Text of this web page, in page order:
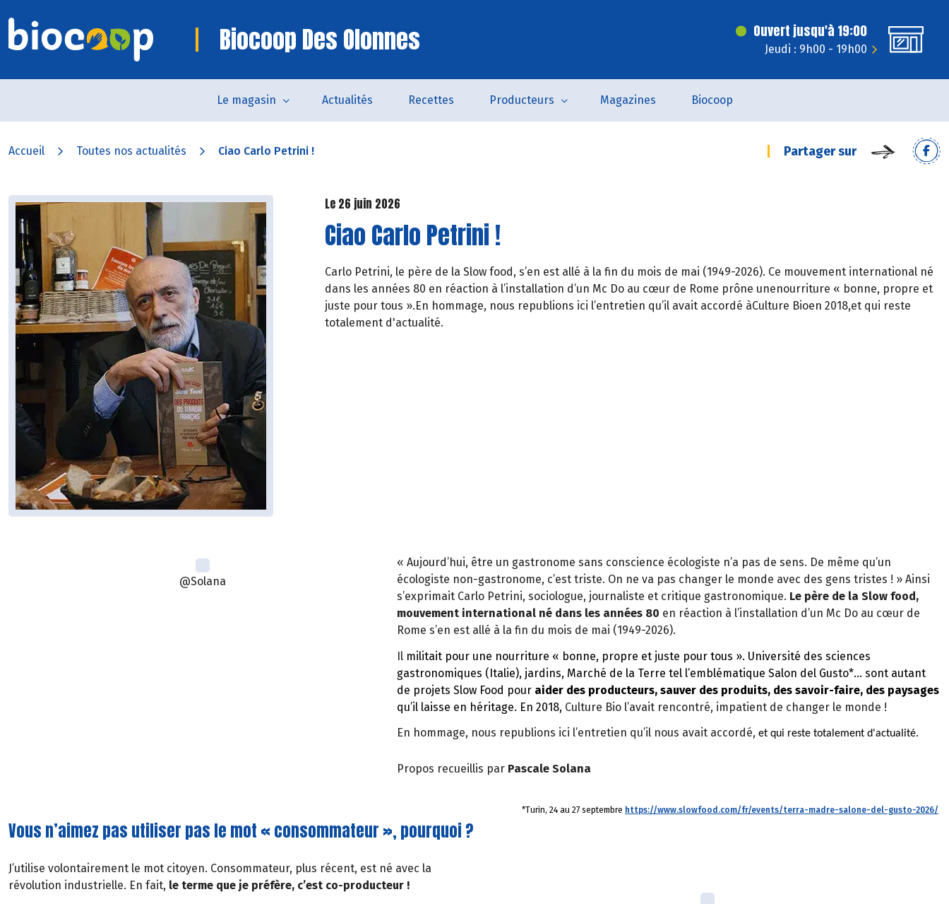
Biocoop Des Olonnes Ouvert jusqu'à 19:00
Jeudi : 9h00 - 19h00
Le magasin Actualités Recettes Producteurs Magazines Biocoop
Accueil Toutes nos actualités Ciao Carlo Petrini ! Partager sur
Le 26 juin 2026
Ciao Carlo Petrini !
Carlo Petrini, le père de la Slow food, s’en est allé à la fin du mois de mai (1949-2026). Ce mouvement international né
dans les années 80 en réaction à l’installation d’un Mc Do au cœur de Rome prône unenourriture « bonne, propre et
juste pour tous ».En hommage, nous republions ici l’entretien qu’il avait accordé àCulture Bioen 2018,et qui reste
totalement d'actualité.
@Solana
« Aujourd’hui, être un gastronome sans conscience écologiste n’a pas de sens. De même qu’un
écologiste non-gastronome, c’est triste. On ne va pas changer le monde avec des gens tristes ! » Ainsi
s’exprimait Carlo Petrini, sociologue, journaliste et critique gastronomique. Le père de la Slow food,
mouvement international né dans les années 80 en réaction à l’installation d’un Mc Do au cœur de
Rome s’en est allé à la fin du mois de mai (1949-2026).
Il militait pour une nourriture « bonne, propre et juste pour tous ». Université des sciences
gastronomiques (Italie), jardins, Marché de la Terre tel l’emblématique Salon del Gusto*… sont autant
de projets Slow Food pour aider des producteurs, sauver des produits, des savoir-faire, des paysages
qu’il laisse en héritage. En 2018, Culture Bio l’avait rencontré, impatient de changer le monde !
En hommage, nous republions ici l’entretien qu’il nous avait accordé, et qui reste totalement d'actualité.
Propos recueillis par Pascale Solana
*Turin, 24 au 27 septembre https://www.slowfood.com/fr/events/terra-madre-salone-del-gusto-2026/
Vous n’aimez pas utiliser pas le mot « consommateur », pourquoi ?
J’utilise volontairement le mot citoyen. Consommateur, plus récent, est né avec la
révolution industrielle. En fait, le terme que je préfère, c’est co-producteur !